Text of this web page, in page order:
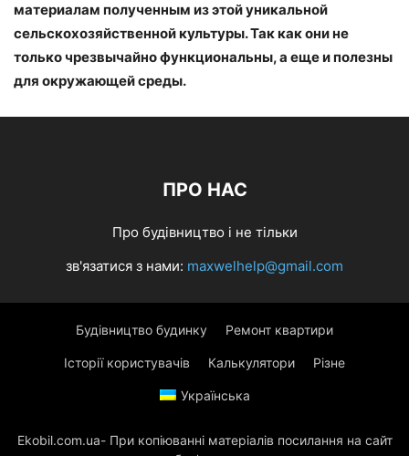
материалам полученным из этой уникальной
сельскохозяйственной культуры. Так как они не
только чрезвычайно функциональны, а еще и полезны
для окружающей среды.
ПРО НАС
Про будівництво і не тільки
зв'язатися з нами: maxwelhelp@gmail.com
Будівництво будинку Ремонт квартири
Історії користувачів Калькулятори Різне
Українська
Ekobil.com.ua- При копіюванні матеріалів посилання на сайт